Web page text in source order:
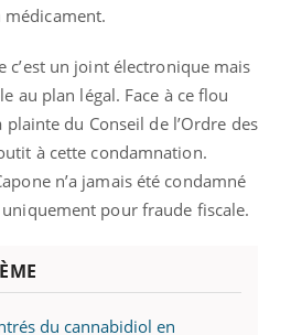
médicament.
c’est un joint électronique mais
au plan légal. Face à ce flou
plainte du Conseil de l’Ordre des
à cette condamnation.
n’a jamais été condamné
pour fraude fiscale.
du cannabidiol en